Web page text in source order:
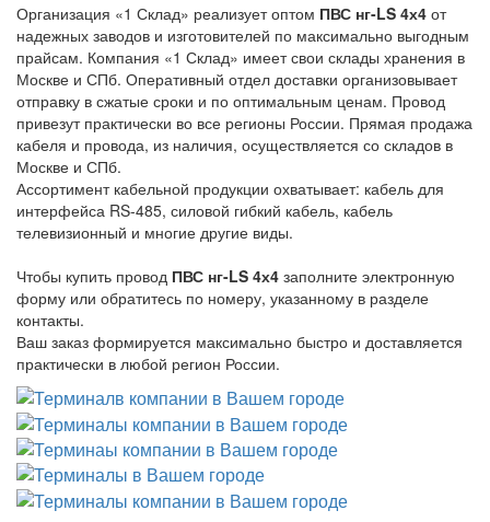
Организация «1 Склад» реализует оптом ПВС нг-LS 4х4 от
надежных заводов и изготовителей по максимально выгодным
прайсам. Компания «1 Склад» имеет свои склады хранения в
Москве и СПб. Оперативный отдел доставки организовывает
отправку в сжатые сроки и по оптимальным ценам. Провод
привезут практически во все регионы России. Прямая продажа
кабеля и провода, из наличия, осуществляется со складов в
Москве и СПб.
Ассортимент кабельной продукции охватывает: кабель для
интерфейса RS-485, силовой гибкий кабель, кабель
телевизионный и многие другие виды.
Чтобы купить провод ПВС нг-LS 4х4 заполните электронную
форму или обратитесь по номеру, указанному в разделе
контакты.
Ваш заказ формируется максимально быстро и доставляется
практически в любой регион России.